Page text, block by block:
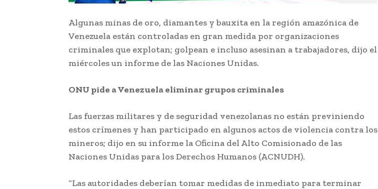
Algunas minas de oro, diamantes y bauxita en la región amazónica de
Venezuela están controladas en gran medida por organizaciones
criminales que explotan; golpean e incluso asesinan a trabajadores, dijo el
miércoles un informe de las Naciones Unidas.
ONU pide a Venezuela eliminar grupos criminales
Las fuerzas militares y de seguridad venezolanas no están previniendo
estos crímenes y han participado en algunos actos de violencia contra los
mineros; dijo en su informe la Oficina del Alto Comisionado de las
Naciones Unidas para los Derechos Humanos (ACNUDH).
“Las autoridades deberían tomar medidas de inmediato para terminar